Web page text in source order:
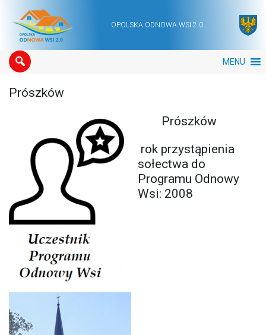
Main NavigationOPOLSKA ODNOWA WSI 2.0
MENU
Prószków
Prószków
rok przystąpienia
sołectwa do
Programu Odnowy
Wsi: 2008